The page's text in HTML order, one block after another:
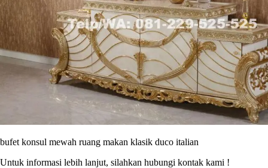
bufet konsul mewah ruang makan klasik duco italian
Untuk informasi lebih lanjut, silahkan hubungi kontak kami !